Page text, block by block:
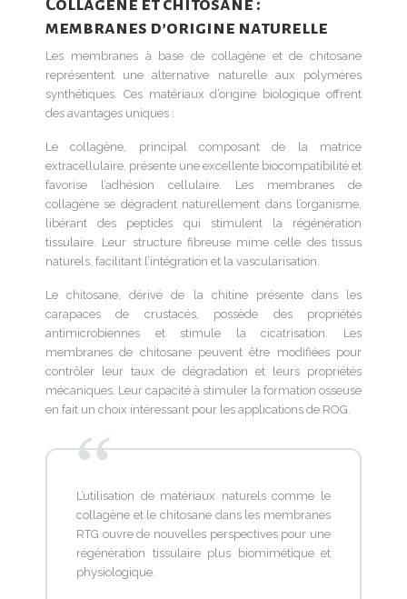
membranes d’origine naturelle
Les membranes à base de collagène et de chitosane
représentent une alternative naturelle aux polymères
synthétiques. Ces matériaux d’origine biologique offrent
des avantages uniques :
Le collagène, principal composant de la matrice
extracellulaire, présente une excellente biocompatibilité et
favorise l’adhésion cellulaire. Les membranes de
collagène se dégradent naturellement dans l’organisme,
libérant des peptides qui stimulent la régénération
tissulaire. Leur structure fibreuse mime celle des tissus
naturels, facilitant l’intégration et la vascularisation.
Le chitosane, dérivé de la chitine présente dans les
carapaces de crustacés, possède des propriétés
antimicrobiennes et stimule la cicatrisation. Les
membranes de chitosane peuvent être modifiées pour
contrôler leur taux de dégradation et leurs propriétés
mécaniques. Leur capacité à stimuler la formation osseuse
en fait un choix intéressant pour les applications de ROG.
L’utilisation de matériaux naturels comme le
collagène et le chitosane dans les membranes
RTG ouvre de nouvelles perspectives pour une
régénération tissulaire plus biomimétique et
physiologique.